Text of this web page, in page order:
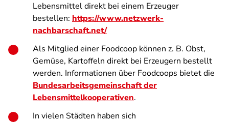
Lebensmittel direkt bei einem Erzeuger
bestellen: https://www.netzwerk-
nachbarschaft.net/
Als Mitglied einer Foodcoop können z. B. Obst,
Gemüse, Kartoffeln direkt bei Erzeugern bestellt
werden. Informationen über Foodcoops bietet die
Bundesarbeitsgemeinschaft der
Lebensmittelkooperativen.
In vielen Städten haben sich